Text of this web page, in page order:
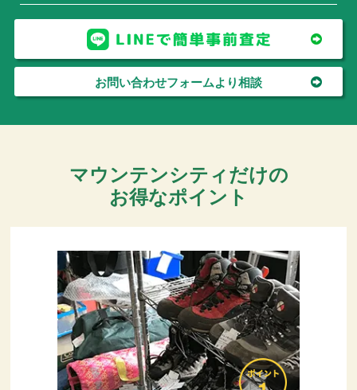
お問い合わせフォームより相談
マウンテンシティだけの
お得なポイント